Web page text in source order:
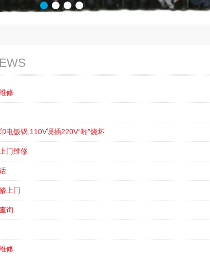
修
电饭锅,110V误插220V“啪”烧坏
门维修
上门
询
修